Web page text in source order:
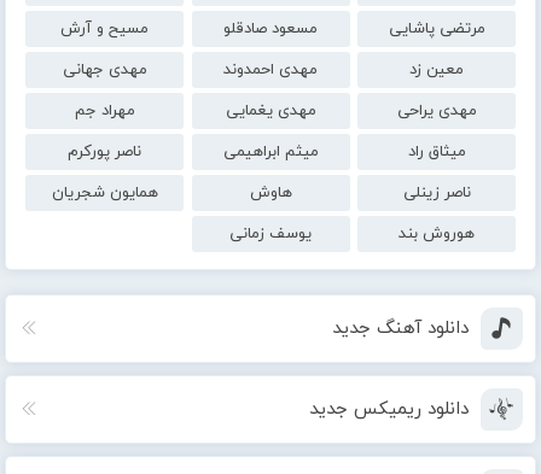
مرتضی پاشایی
مسعود صادقلو
مسیح و آرش
معین زد
مهدی احمدوند
مهدی جهانی
مهدی یراحی
مهدی یغمایی
مهراد جم
میثاق راد
میثم ابراهیمی
ناصر پورکرم
ناصر زینلی
هاوش
همایون شجریان
هوروش بند
یوسف زمانی
دانلود آهنگ جدید
دانلود ریمیکس جدید